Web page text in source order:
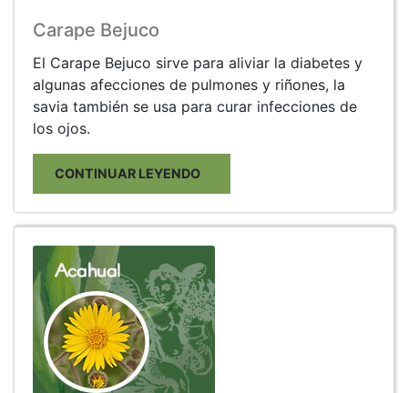
Carape Bejuco
El Carape Bejuco sirve para aliviar la diabetes y
algunas afecciones de pulmones y riñones, la
savia también se usa para curar infecciones de
los ojos.
CONTINUAR LEYENDO